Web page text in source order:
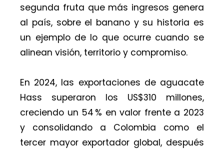
segunda fruta que más ingresos genera
al país, sobre el banano y su historia es
un ejemplo de lo que ocurre cuando se
alinean visión, territorio y compromiso.
En 2024, las exportaciones de aguacate
Hass superaron los US$310 millones,
creciendo un 54 % en valor frente a 2023
y consolidando a Colombia como el
tercer mayor exportador global, después